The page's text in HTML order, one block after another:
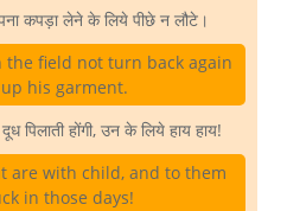
कपड़ा लेने के लिये पीछे न लौटे।
field not turn back again
his garment.
पिलाती होंगी, उन के लिये हाय हाय!
are with child, and to them
in those days!